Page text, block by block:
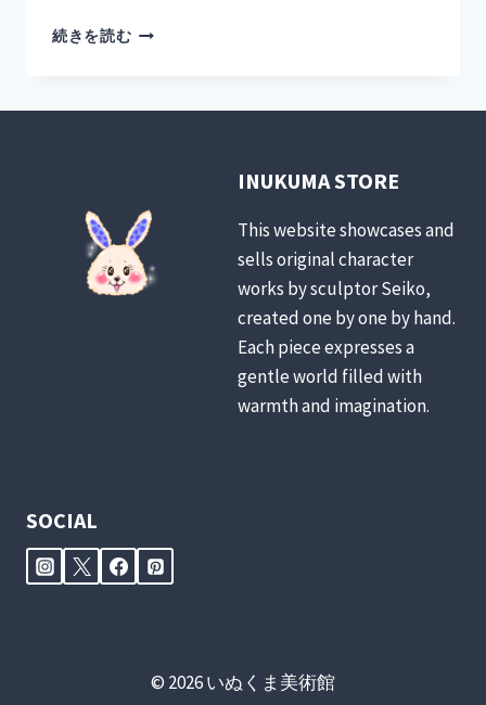
続きを読む赤
る
暮
ら
し
INUKUMA STORE
This website showcases and
sells original character
works by sculptor Seiko,
created one by one by hand.
Each piece expresses a
gentle world filled with
warmth and imagination.
SOCIAL
© 2026 いぬくま美術館